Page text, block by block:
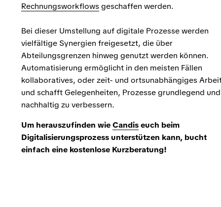
Rechnungsworkflows geschaffen werden.
Bei dieser Umstellung auf digitale Prozesse werden
vielfältige Synergien freigesetzt, die über
Abteilungsgrenzen hinweg genutzt werden können.
Automatisierung ermöglicht in den meisten Fällen
kollaboratives, oder zeit- und ortsunabhängiges
und schafft Gelegenheiten, Prozesse grundlegend und
nachhaltig zu verbessern.
Um herauszufinden wieCandiseuch beim
Digitalisierungsprozess unterstützen kann, bucht
einfach eine kostenlose Kurzberatung!